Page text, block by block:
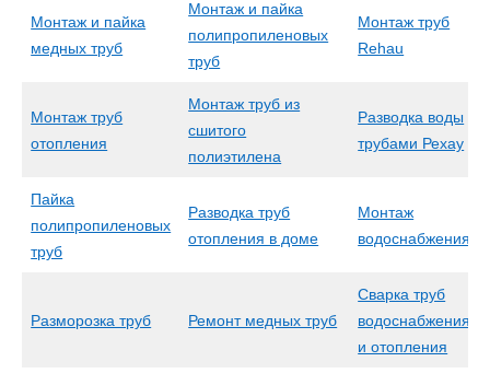
Монтаж и пайка
медных труб
Монтаж и пайка
полипропиленовых
труб
Монтаж труб
Rehau
Монтаж труб
отопления
Монтаж труб из
сшитого
полиэтилена
Разводка воды
трубами Рехау
Пайка
полипропиленовых
труб
Разводка труб
отопления в доме
Монтаж
водоснабжения
Разморозка труб Ремонт медных труб
Сварка труб
водоснабжения
и отопления